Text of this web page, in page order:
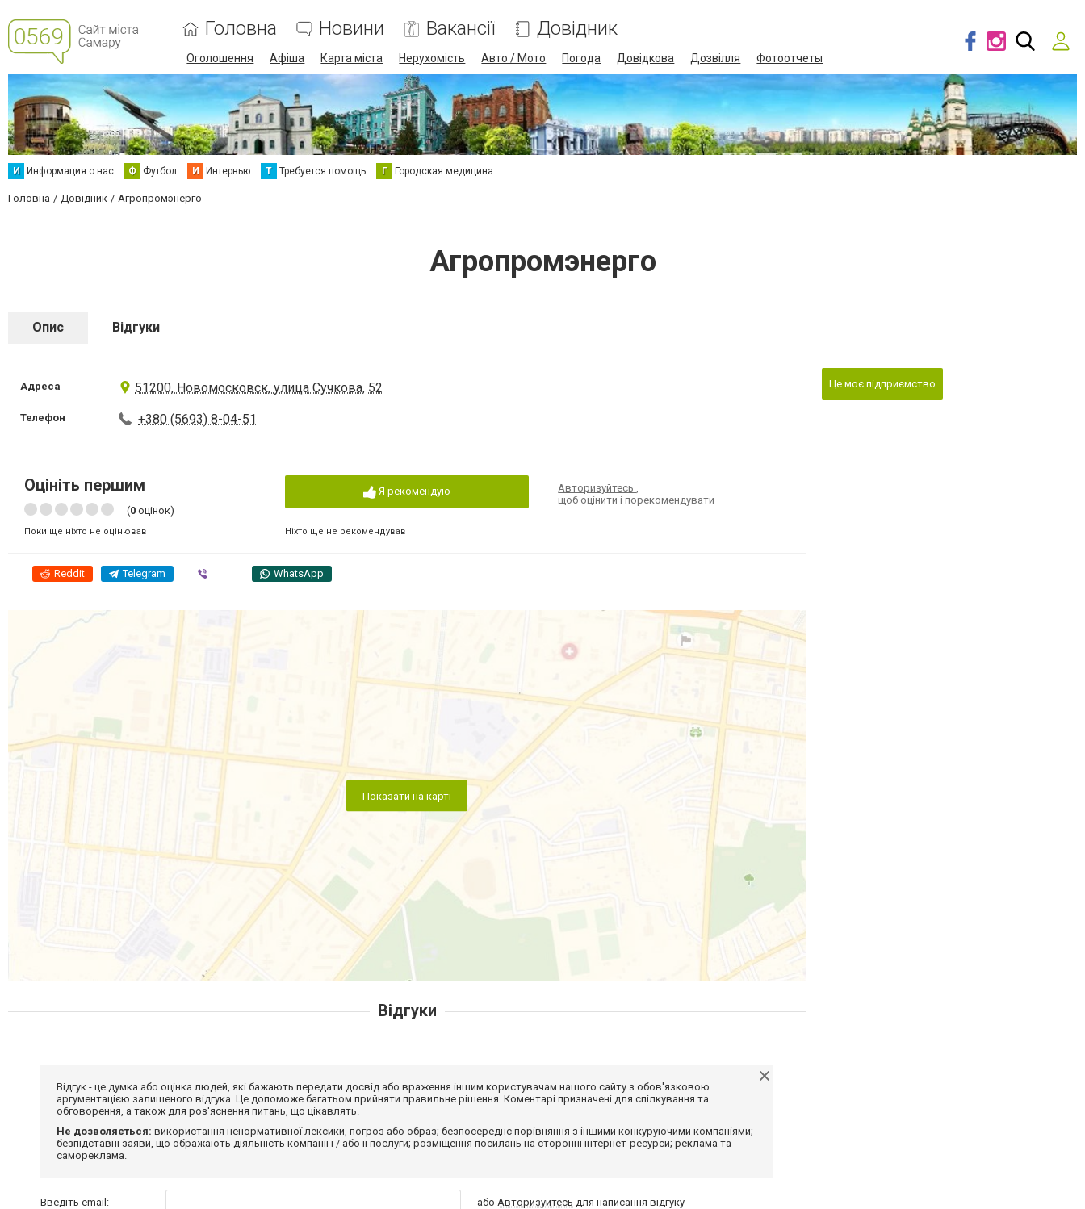
Головна Новини Вакансії Довідник
Оголошення Афіша Карта міста Нерухомість Авто / Мото Погода Довідкова Дозвілля Фотоотчеты
И Информация о нас Ф Футбол И Интервью Т Требуется помощь Г Городская медицина
Головна Довідник Агропромэнерго
Агропромэнерго
Опис Відгуки
Адреса 51200, Новомосковск, улица Сучкова, 52
Телефон +380 (5693) 8-04-51
Оцініть першим
(0 оцінок)
Поки ще ніхто не оцінював
Я рекомендую
Ніхто ще не рекомендував
Авторизуйтесь,
щоб оцінити і порекомендувати
Reddit Telegram WhatsApp
Показати на карті
Це моє підприємство
Відгуки
Відгук - це думка або оцінка людей, які бажають передати досвід або враження іншим користувачам нашого сайту з обов'язковою
аргументацією залишеного відгука. Це допоможе багатьом прийняти правильне рішення. Коментарі призначені для спілкування та
обговорення, а також для роз'яснення питань, що цікавлять.
Не дозволяється: використання ненормативної лексики, погроз або образ; безпосереднє порівняння з іншими конкуруючими компаніями;
безпідставні заяви, що ображають діяльність компанії і / або її послуги; розміщення посилань на сторонні інтернет-ресурси; реклама та
самореклама.
Введіть email: абоАвторизуйтесь для написання відгуку